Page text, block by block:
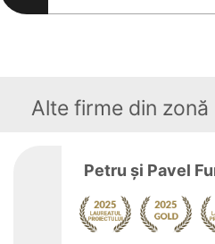
Alte firme din zonă
Petru și Pavel